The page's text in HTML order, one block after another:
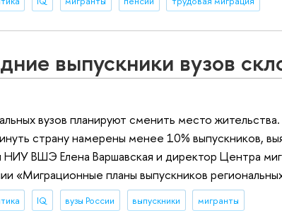
выпускники вузов
вузов планируют сменить место
страну намерены менее 10% выпускников,
НИУ ВШЭ Елена Варшавская и директор Центра
«Миграционные планы выпускников
IQ вузы России выпускники мигранты